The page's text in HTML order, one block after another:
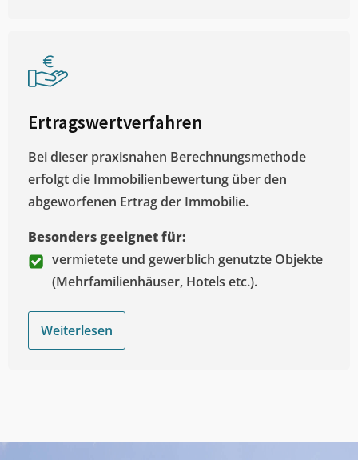
Ertragswertverfahren
Bei dieser praxisnahen Berechnungsmethode
erfolgt die Immobilienbewertung über den
abgeworfenen Ertrag der Immobilie.
Besonders geeignet für:
vermietete und gewerblich genutzte Objekte
(Mehrfamilienhäuser, Hotels etc.).
Weiterlesen